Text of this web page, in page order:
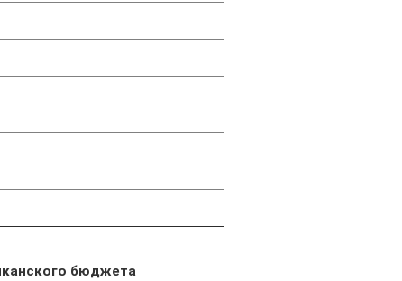
бюджета